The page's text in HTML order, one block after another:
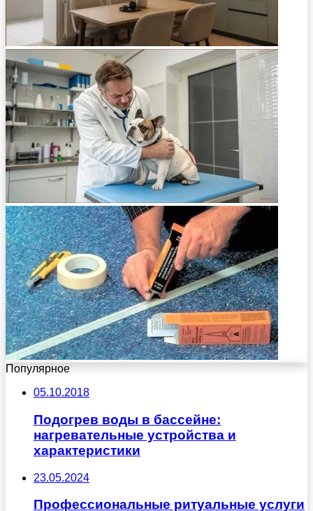
Популярное
05.10.2018
Подогрев воды в бассейне:
нагревательные устройства и
характеристики
23.05.2024
Профессиональные ритуальные услуги